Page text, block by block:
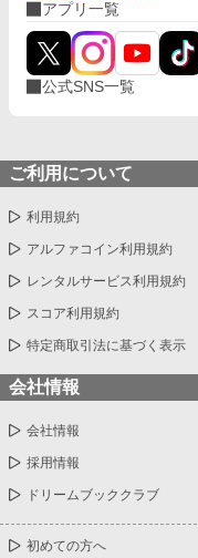
アプリ一覧
公式SNS一覧
ご利用について
利用規約
アルファコイン利用規約
レンタルサービス利用規約
スコア利用規約
特定商取引法に基づく表示
会社情報
会社情報
採用情報
ドリームブッククラブ
初めての方へ